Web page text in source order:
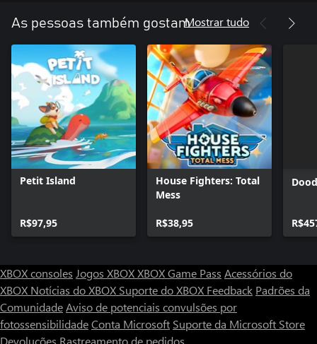
As pessoas também gostamMostrar tudo
Petit Island
R$97,95
House Fighters: Total
Mess
R$38,95
XBOX consoles Jogos XBOXXBOX Game Pass Acessórios do
XBOX Notícias do XBOX Suporte do XBOX Feedback Padrões da
ComunidadeAviso de potenciais convulsões por
fotossensibilidadeConta Microsoft Suporte da Microsoft Store
Devoluções Rastreamento de pedidos